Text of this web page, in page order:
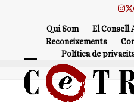
Qui Som El Consell
Reconeixements
Política de
Open
mobile
Close
mobile